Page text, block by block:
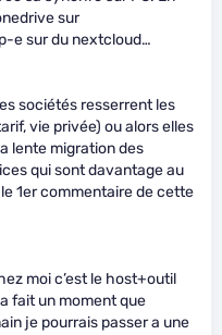
sur
e sur du nextcloud…
sociétés resserrent les
vie privée) ou alors elles
lente migration des
qui sont davantage au
1er commentaire de cette
moi c’est le host+outil
fait un moment que
je pourrais passer a une